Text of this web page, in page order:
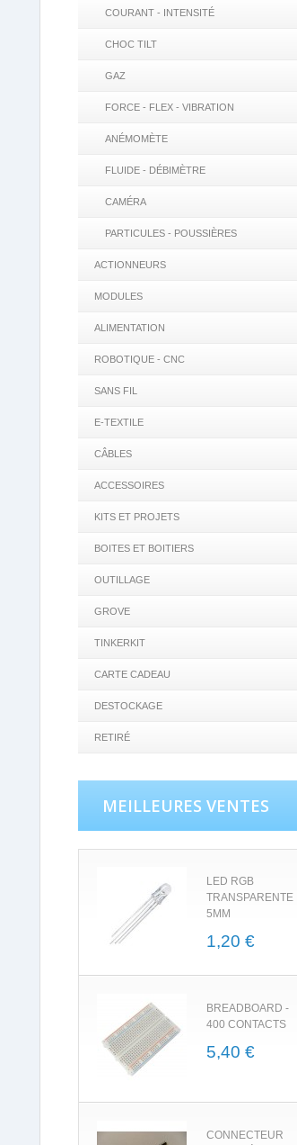
COURANT - INTENSITÉ
CHOC TILT
GAZ
FORCE - FLEX - VIBRATION
ANÉMOMÈTE
FLUIDE - DÉBIMÈTRE
CAMÉRA
PARTICULES - POUSSIÈRES
ACTIONNEURS
MODULES
ALIMENTATION
ROBOTIQUE - CNC
SANS FIL
E-TEXTILE
CÂBLES
ACCESSOIRES
KITS ET PROJETS
BOITES ET BOITIERS
OUTILLAGE
GROVE
TINKERKIT
CARTE CADEAU
DESTOCKAGE
RETIRÉ
MEILLEURES VENTES
LED RGB
TRANSPARENTE
5MM
1,20 €
BREADBOARD -
400 CONTACTS
5,40 €
CONNECTEUR